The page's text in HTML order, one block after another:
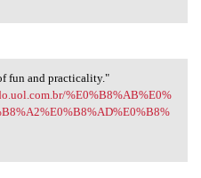
of fun and
fun and practicality."
%E0%B8%AB%E0%